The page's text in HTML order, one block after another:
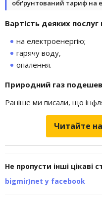
обґрунтований тариф на
Вартість деяких послуг
на електроенергію;
гарячу воду,
опалення.
Природний газ
Раніше ми писали, що
Читайте
Не пропусти інші цікаві
bigmir)net у facebook